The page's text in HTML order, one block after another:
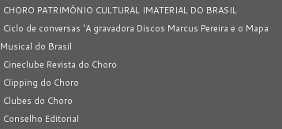
CHORO PATRIMÔNIO CULTURAL IMATERIAL DO BRASIL
Ciclo de conversas 'A gravadora Discos Marcus Pereira e o Mapa
Musical do Brasil
Cineclube Revista do Choro
Clipping do Choro
Clubes do Choro
Conselho Editorial